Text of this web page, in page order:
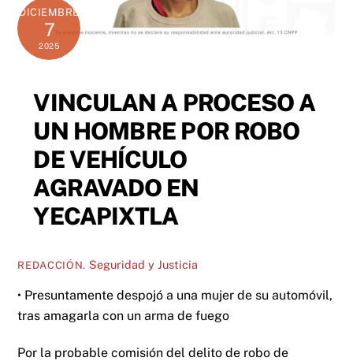
DICIEMBRE
7
2025
VINCULAN A PROCESO A
UN HOMBRE POR ROBO
DE VEHÍCULO
AGRAVADO EN
YECAPIXTLA
REDACCIÓN. Seguridad y Justicia
• Presuntamente despojó a una mujer de su automóvil,
tras amagarla con un arma de fuego
Por la probable comisión del delito de robo de